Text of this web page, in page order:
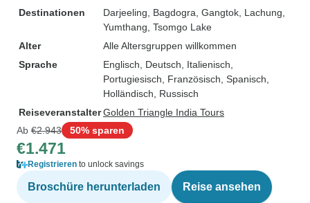
Destinationen
Darjeeling , Bagdogra , Gangtok , Lachung
Yumthang , Tsomgo Lake
Alter
Alle Altersgruppen willkommen
Sprache
Englisch, Deutsch, Italienisch,
Portugiesisch, Französisch, Spanisch,
Holländisch, Russisch
ReiseveranstalterGolden Triangle India Tours
Ab €2.943 50% sparen
€1.471
Registrieren to unlock savings
Broschüre herunterladen Reise ansehen